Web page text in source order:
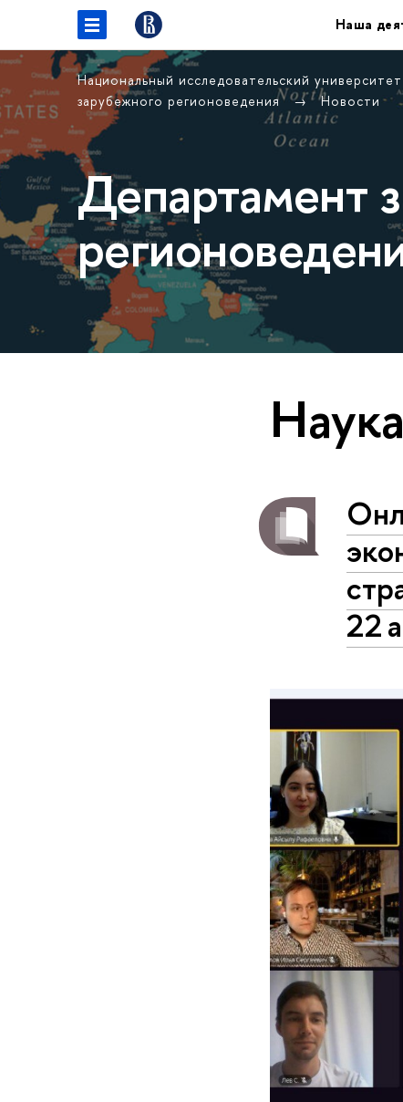
Наша
Национальный исследовательский
зарубежного регионоведения
Новости
Департамент
Наука
22